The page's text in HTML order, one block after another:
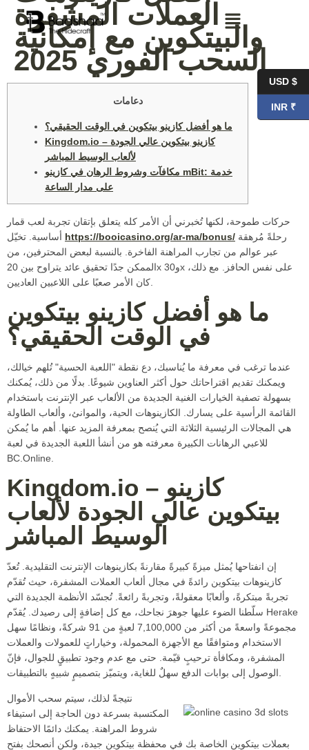
العملات المشفرة
والبيتكوين مع إمكانية
السحب الفوري 2025
دعامات
ما هو أفضل كازينو بيتكوين في الوقت الحقيقي؟
Kingdom.io – كازينو بيتكوين عالي الجودة
لألعاب الوسيط المباشر
مكافآت وشروط الرهان في كازينو mBit: خدمة
على مدار الساعة
حركات طموحة، لكنها تُخبرني أن الأمر كله يتعلق بإتقان تجربة لعب قمار
https://booicasino.org/ar-ma/bonus/
عبر عوالم من تجارب المراهنة الفاخرة. بالنسبة لبعض المحترفين، من
الممكن جدًا تحقيق عائد يتراوح بين 20x و30x على نفس الحافز. مع ذلك،
كان الأمر صعبًا على اللاعبين العاديين.
ما هو أفضل كازينو بيتكوين
في الوقت الحقيقي؟
عندما ترغب في معرفة ما يُناسبك، دع نقطة "اللعبة الحسية" تُلهم خيالك،
ويمكنك تقديم اقتراحاتك حول أكثر العناوين شيوعًا. بدلًا من ذلك، يُمكنك
بسهولة تصفية الخيارات الغنية الجديدة من الألعاب عبر الإنترنت باستخدام
القائمة الرأسية على يسارك. الكازينوهات الحية، والموانئ، وألعاب الطاولة
هي المجالات الرئيسية الثلاثة التي يُنصح بمعرفة المزيد عنها. أهم ما يُمكن
للاعبي الرهانات الكبيرة معرفته هو من أنشأ اللعبة الجديدة في لعبة
BC.Online.
Kingdom.io – كازينو
بيتكوين عالي الجودة لألعاب
الوسيط المباشر
إن انفتاحها يُمثل ميزةً كبيرةً مقارنةً بكازينوهات الإنترنت التقليدية. تُعدّ
كازينوهات بيتكوين رائدةً في مجال ألعاب العملات المشفرة، حيث تُقدّم
تجربةً مبتكرةً، وألعابًا معقولةً، وتجربةً رائعةً. تُجسّد الأنظمة الجديدة التي
سلّطنا الضوء عليها جوهرَ نجاحك، مع كل إضافةٍ إلى رصيدك. يُقدّم Herake
مجموعةً واسعةً من أكثر من 7,100,000 لعبةٍ من 91 شركةً، ونظامًا سهل
الاستخدام ومتوافقًا مع الأجهزة المحمولة، وخياراتٍ للعمولات والعملات
المشفرة، ومكافأة ترحيبٍ قيّمة. حتى مع عدم وجود تطبيقٍ للجوال، فإنّ
نتيجةً لذلك، سيتم سحب الأموال
المكتسبة بسرعة دون الحاجة إلى استيفاء
شروط المراهنة. يمكنك دائمًا الاحتفاظ
بعملات بيتكوين الخاصة بك في محفظة بيتكوين جيدة، ولكن أنصحك بفتح
USD $
INR ₹